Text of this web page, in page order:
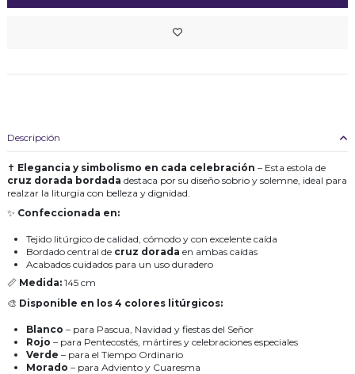
Descripción
✝ Elegancia y simbolismo en cada celebración – Esta estola de
cruz dorada bordada destaca por su diseño sobrio y solemne, ideal para
realzar la liturgia con belleza y dignidad.
✨ Confeccionada en:
Tejido litúrgico de calidad, cómodo y con excelente caída
Bordado central de cruz dorada en ambas caídas
Acabados cuidados para un uso duradero
📏 Medida: 145 cm
🎨 Disponible en los 4 colores litúrgicos:
Blanco – para Pascua, Navidad y fiestas del Señor
Rojo – para Pentecostés, mártires y celebraciones especiales
Verde – para el Tiempo Ordinario
Morado – para Adviento y Cuaresma